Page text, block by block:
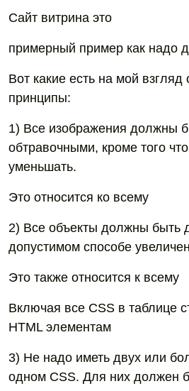
Сайт витрина это
примерный пример как надо
Вот какие есть на мой
принципы:
1) Все изображения должны
обтравочными, кроме того
уменьшать.
Это относится ко всему
2) Все объекты должны быть
допустимом способе
Это также относится к всему
Включая все CSS в таблице
HTML элементам
3) Не надо иметь двух или
одном CSS. Для них должен